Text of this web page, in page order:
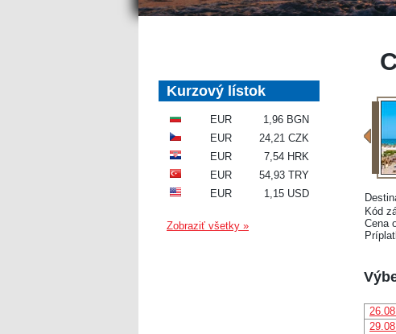
Kód
Cena
Kurzový lístok
EUR
1,96 BGN
EUR
24,21 CZK
EUR
7,54 HRK
EUR
54,93 TRY
EUR
1,15 USD
Zobraziť všetky »